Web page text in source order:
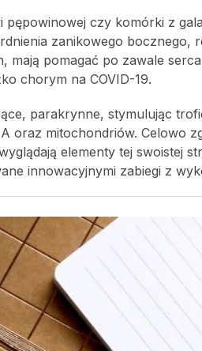
pępowinowej czy komórki z
zanikowego bocznego,
mają pomagać po zawale
chorym na COVID-19.
parakrynne, stymulując
oraz mitochondriów. Celowo
elementy tej swoistej
innowacyjnymi zabiegi z